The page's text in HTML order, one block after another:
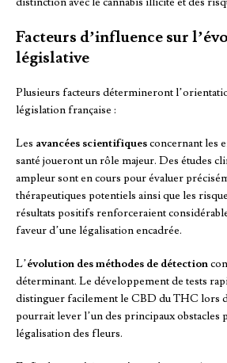
Facteurs d’influence sur
législative
Plusieurs facteurs détermineront
législation française :
Les avancées scientifiquesconcernant les
santé joueront un rôle majeur. Des études
ampleur sont en cours pour évaluer
thérapeutiques potentiels ainsi que les
résultats positifs renforceraient
faveur d’une légalisation encadrée.
L’évolution des méthodes de détection
déterminant. Le développement de tests
distinguer facilement le CBD du THC lors
pourrait lever l’un des principaux obstacles
légalisation des fleurs.